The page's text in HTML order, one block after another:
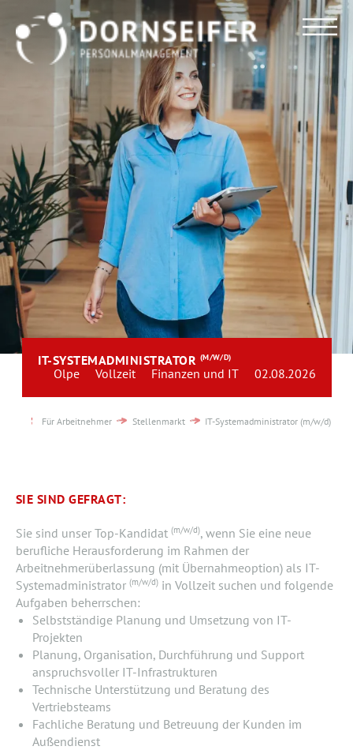
IT-SYSTEMADMINISTRATOR (M/W/D)
Olpe Vollzeit Finanzen und IT 02.08.2026
Für Arbeitnehmer Stellenmarkt IT-Systemadministrator (m/w/d)
SIE SIND GEFRAGT:
Sie sind unser Top-Kandidat (m/w/d), wenn Sie eine neue
berufliche Herausforderung im Rahmen der
Arbeitnehmerüberlassung (mit Übernahmeoption) als IT-
Systemadministrator (m/w/d) in Vollzeit suchen und folgende
Aufgaben beherrschen:
Selbstständige Planung und Umsetzung von IT-
Projekten
Planung, Organisation, Durchführung und Support
anspruchsvoller IT-Infrastrukturen
Technische Unterstützung und Beratung des
Vertriebsteams
Fachliche Beratung und Betreuung der Kunden im
Außendienst
Für Arbeitnehmer
Für Unternehmen
Dornseifer DNA
Referenzen
Stellenmarkt
Team